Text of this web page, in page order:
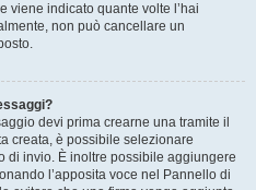
viene indicato quante volte l’hai
non può cancellare un
devi prima crearne una tramite il
creata, è possibile selezionare
di invio. È inoltre possibile aggiungere
l’apposita voce nel Pannello di